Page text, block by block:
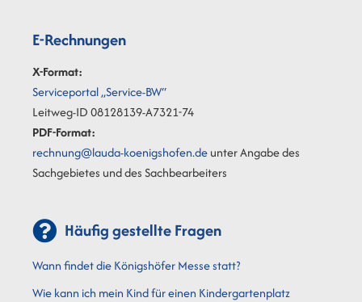
E-Rechnungen
X-Format:
Serviceportal „Service-BW“
Leitweg-ID 08128139-A7321-74
PDF-Format:
rechnung@lauda-koenigshofen.deunter Angabe des
Sachgebietes und des Sachbearbeiters
Häufig gestellte Fragen
Wann findet die Königshöfer Messe statt?
Wie kann ich mein Kind für einen Kindergartenplatz